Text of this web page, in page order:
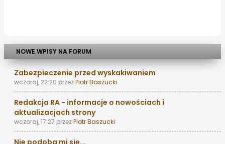
NOWE WPISY NA FORUM
Zabezpieczenie przed wyskakiwaniem
wczoraj, 22:20 przezPiotr Baszucki
Redakcja RA - informacje o nowościach i
aktualizacjach strony
wczoraj, 17:27 przezPiotr Baszucki